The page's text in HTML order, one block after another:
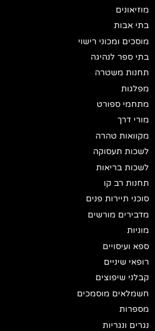
מוזיאונים
בתי אבות
מוסכים ומכוני רישוי
בתי ספר לנהיגה
תחנות משטרה
מפלגות
מתחמי ספורט
מורי דרך
מקוואות טהרה
לשכות תעסוקה
לשכות בריאות
תחנות רב קו
סוכני תיירות פנים
מדבירים מורשים
מוניות
ספא ועיסויים
רופאי שיניים
קבלני שיפוצים
חשמלאים מוסמכים
מספרות
נגרים ונגריות